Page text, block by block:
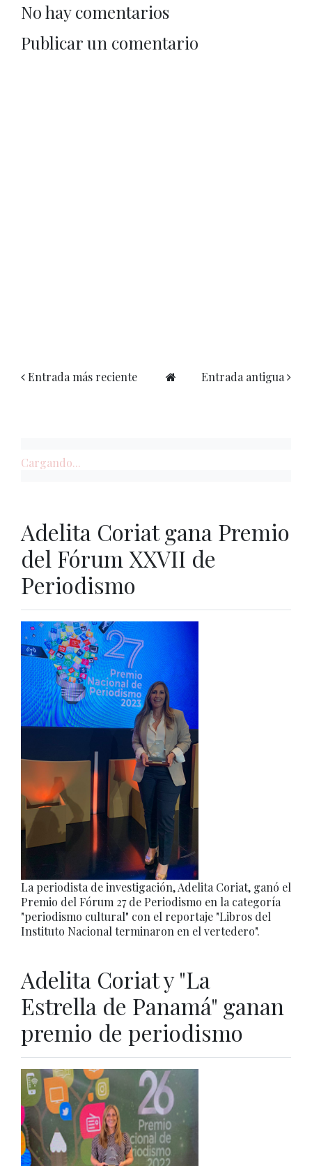
No hay comentarios
Publicar un comentario
Entrada más reciente Entrada antigua
Cargando...
Adelita Coriat gana Premio
del Fórum XXVII de
Periodismo
La periodista de investigación, Adelita Coriat, ganó el
Premio del Fórum 27 de Periodismo en la categoría
"periodismo cultural" con el reportaje "Libros del
Instituto Nacional terminaron en el vertedero".
Adelita Coriat y "La
Estrella de Panamá" ganan
premio de periodismo